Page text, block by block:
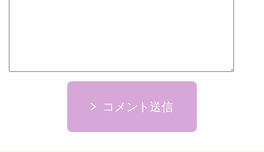
コメント送信